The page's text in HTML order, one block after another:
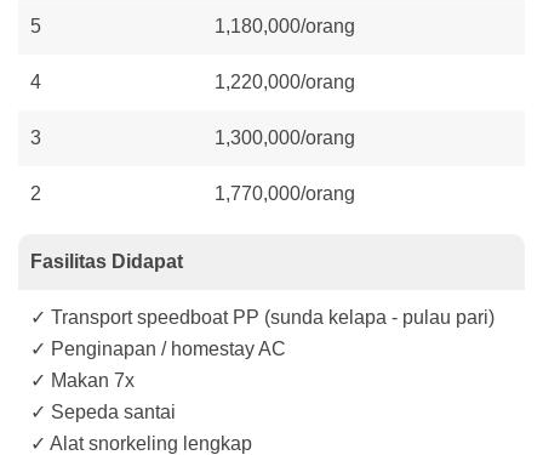
5 1,180,000/orang
4 1,220,000/orang
3 1,300,000/orang
2 1,770,000/orang
Fasilitas Didapat
✓ Transport speedboat PP (sunda kelapa - pulau pari)
✓ Penginapan / homestay AC
✓ Makan 7x
✓ Sepeda santai
✓ Alat snorkeling lengkap